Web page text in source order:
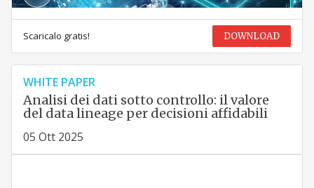
Scaricalo gratis! DOWNLOAD
WHITE PAPER
Analisi dei dati sotto controllo: il valore
del data lineage per decisioni affidabili
05 Ott 2025